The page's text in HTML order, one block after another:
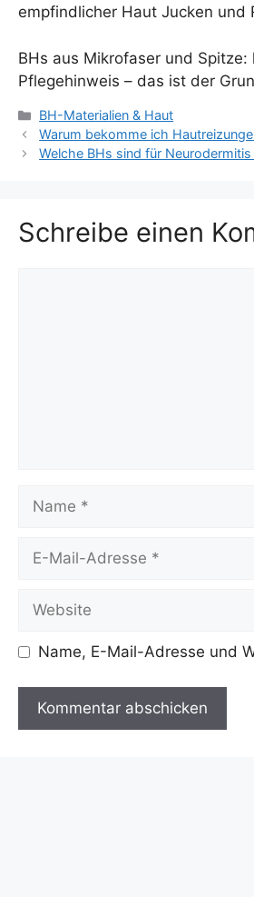
empfindlicher Haut Jucken und
BHs aus Mikrofaser und
Pflegehinweis – das ist der
Kategorien
BH-Materialien & Haut
Warum bekomme ich
Welche BHs sind für
Schreibe einen
Name
Website
Name, E-Mail-Adresse und